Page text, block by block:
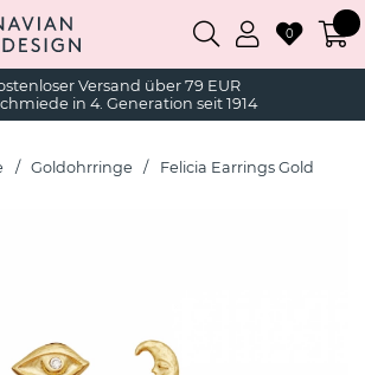
Versand über 79 EUR
in 4. Generation seit 1914
0
Goldohrringe Felicia Earrings Gold